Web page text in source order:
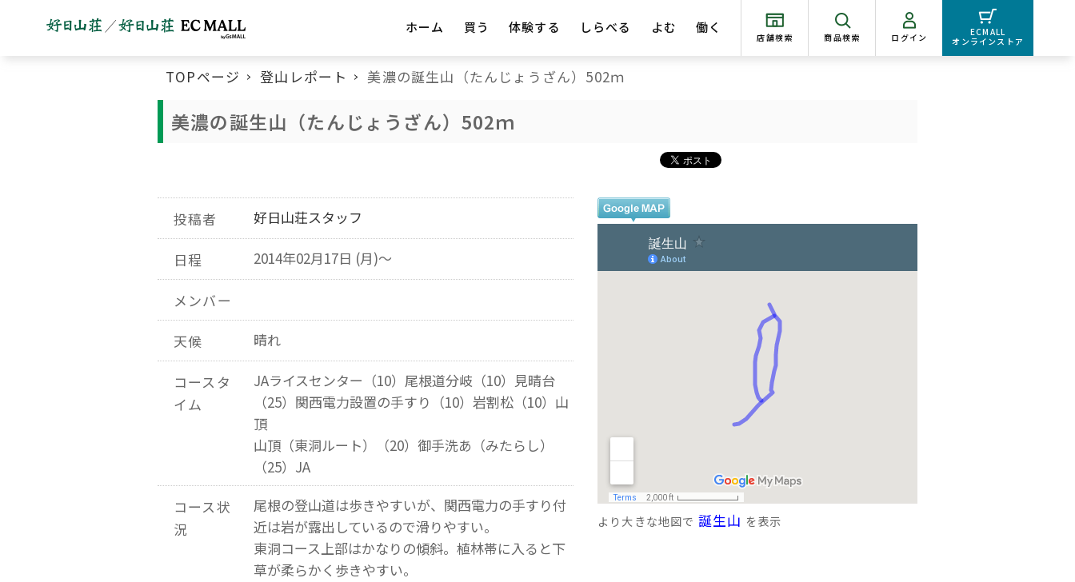
ホーム 買う 体験する しらべる よむ 働く
店舗検索 商品検索 ログイン
ECMALL
オンラインストア
TOPページ 登山レポート 美濃の誕生山（たんじょうざん）502ｍ
美濃の誕生山（たんじょうざん）502ｍ
投稿者 好日山荘スタッフ
日程 2014年02月17日 (月)～
メンバー
天候 晴れ
コースタ
イム
JAライスセンター（10）尾根道分岐（10）見晴台
（25）関西電力設置の手すり（10）岩割松（10）山
頂
山頂（東洞ルート）（20）御手洗あ（みたらし）
（25）JA
コース状
況
尾根の登山道は歩きやすいが、関西電力の手すり付
近は岩が露出しているので滑りやすい。
東洞コース上部はかなりの傾斜。植林帯に入ると下
草が柔らかく歩きやすい。
より大きな地図で 誕生山 を表示